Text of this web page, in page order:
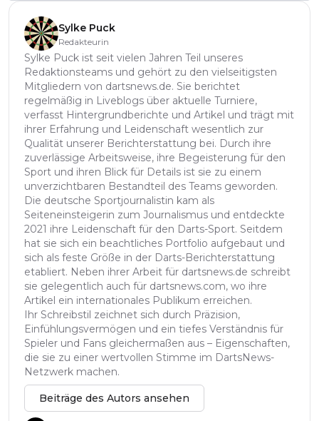
Sylke Puck
Redakteurin
Sylke Puck ist seit vielen Jahren Teil unseres
Redaktionsteams und gehört zu den vielseitigsten
Mitgliedern von dartsnews.de. Sie berichtet
regelmäßig in Liveblogs über aktuelle Turniere,
verfasst Hintergrundberichte und Artikel und trägt mit
ihrer Erfahrung und Leidenschaft wesentlich zur
Qualität unserer Berichterstattung bei. Durch ihre
zuverlässige Arbeitsweise, ihre Begeisterung für den
Sport und ihren Blick für Details ist sie zu einem
unverzichtbaren Bestandteil des Teams geworden.
Die deutsche Sportjournalistin kam als
Seiteneinsteigerin zum Journalismus und entdeckte
2021 ihre Leidenschaft für den Darts-Sport. Seitdem
hat sie sich ein beachtliches Portfolio aufgebaut und
sich als feste Größe in der Darts-Berichterstattung
etabliert. Neben ihrer Arbeit für dartsnews.de schreibt
sie gelegentlich auch für dartsnews.com, wo ihre
Artikel ein internationales Publikum erreichen.
Ihr Schreibstil zeichnet sich durch Präzision,
Einfühlungsvermögen und ein tiefes Verständnis für
Spieler und Fans gleichermaßen aus – Eigenschaften,
die sie zu einer wertvollen Stimme im DartsNews-
Netzwerk machen.
Beiträge des Autors ansehen